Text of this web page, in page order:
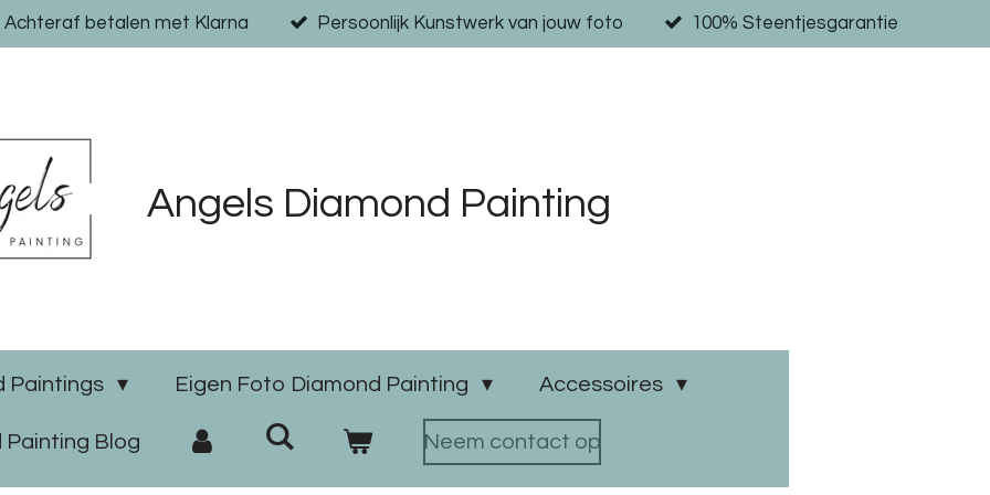
Achteraf betalen met Klarna Persoonlijk Kunstwerk van jouw foto 100% Steentjesgarantie
Angels Diamond Painting
Paintings Eigen Foto Diamond Painting Accessoires
Painting Blog Neem contact op